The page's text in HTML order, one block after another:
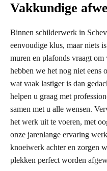
Vakkundige
Binnen schilderwerk in
eenvoudige klus, maar niets
muren en plafonds vraagt
hebben we het nog niet eens
wat vaak lastiger is dan
helpen u graag met
samen met u alle wensen.
het werk uit te voeren, met
onze jarenlange ervaring
knoeiwerk achter en zorgen
plekken perfect worden